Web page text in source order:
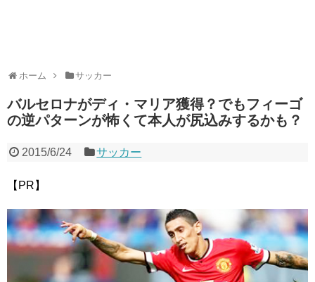
ホーム サッカー
バルセロナがディ・マリア獲得？でもフィーゴ
の逆パターンが怖くて本人が尻込みするかも？
2015/6/24 サッカー
【PR】